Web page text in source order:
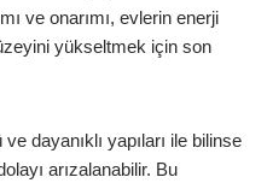
ve onarımı, evlerin enerji
yükseltmek için son
dayanıklı yapıları ile bilinse
arızalanabilir. Bu